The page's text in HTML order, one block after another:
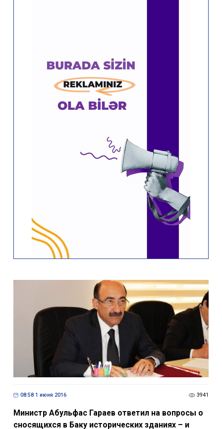
08:58 1 июня 2016 3941
Министр Абульфас Гараев ответил на вопросы о
сносящихся в Баку исторических зданиях – и